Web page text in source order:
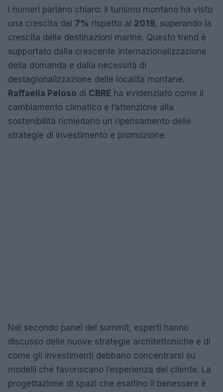
I numeri parlano chiaro: il turismo montano ha visto
una crescita del 7% rispetto al 2019, superando la
crescita delle destinazioni marine. Questo trend è
supportato dalla crescente internazionalizzazione
della domanda e dalla necessità di
destagionalizzazione delle località montane.
Raffaella Peloso di CBRE ha evidenziato come il
cambiamento climatico e l’attenzione alla
sostenibilità richiedano un ripensamento delle
strategie di investimento e promozione.
Nel secondo panel del summit, esperti hanno
discusso delle nuove strategie architettoniche e di
come gli investimenti debbano concentrarsi su
modelli che favoriscano l’esperienza del cliente. La
progettazione di spazi che esaltino il benessere è